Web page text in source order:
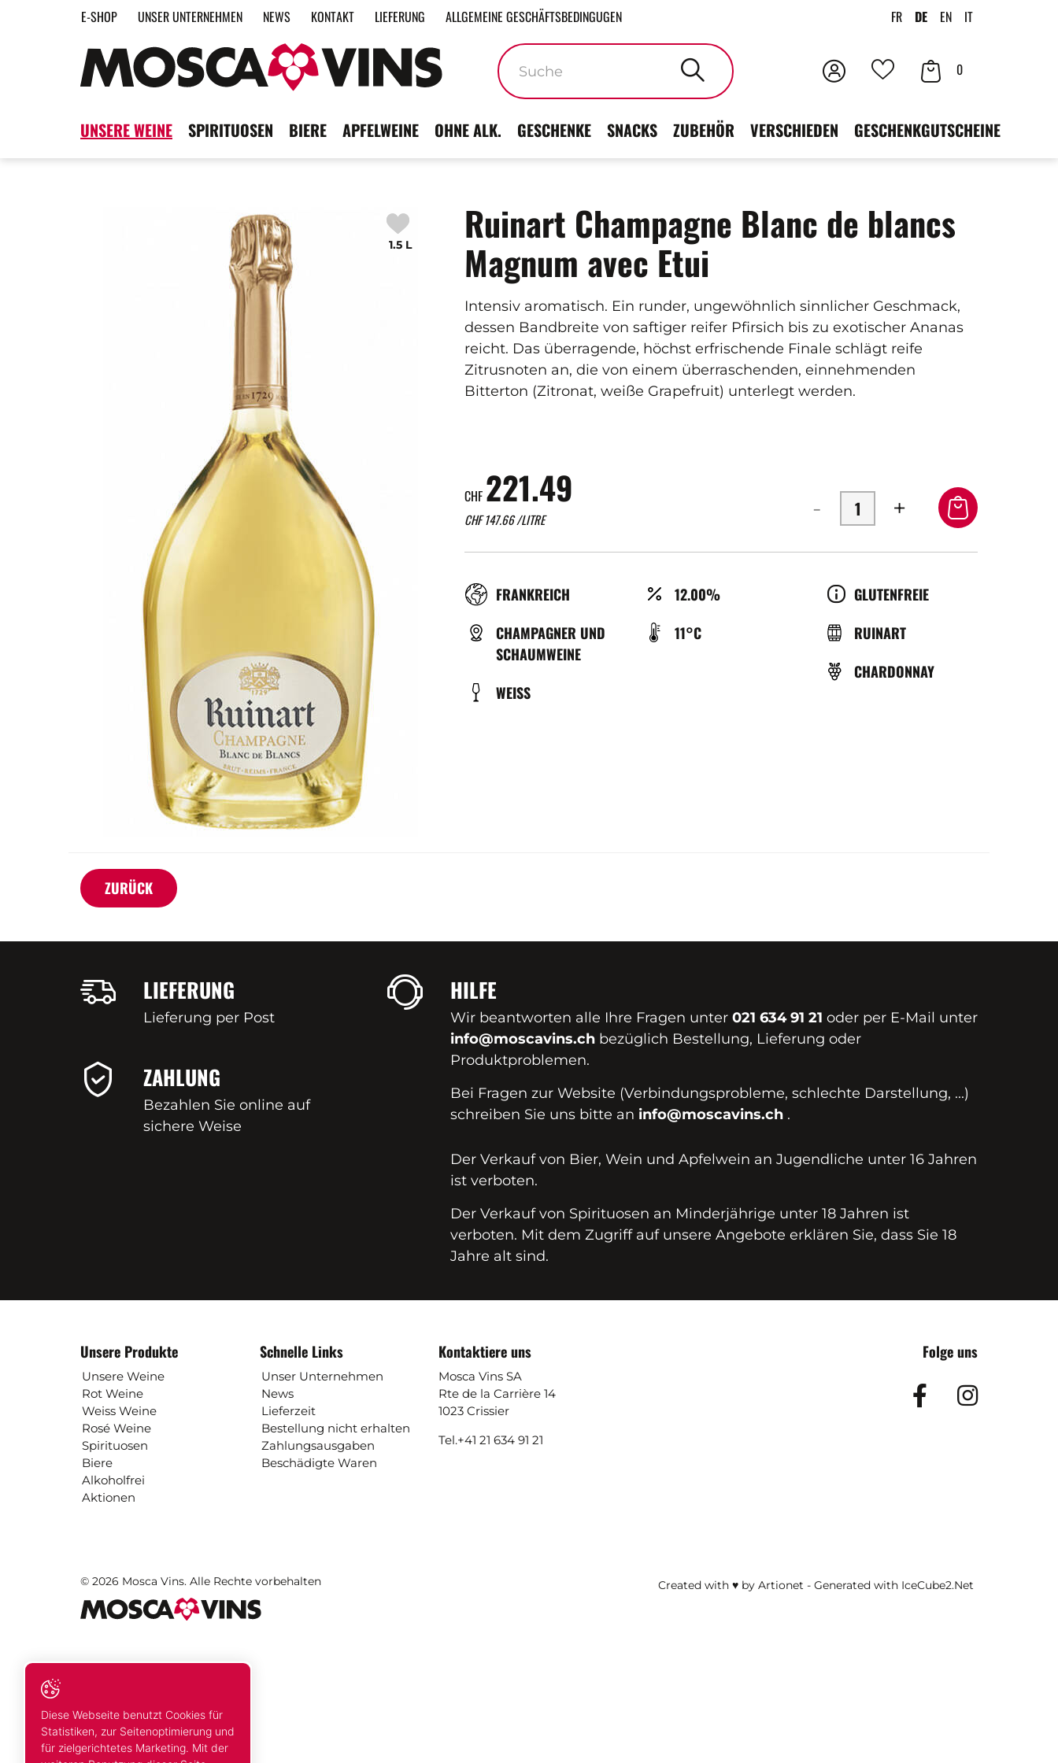
E-SHOP UNSER UNTERNEHMEN NEWS KONTAKT LIEFERUNG ALLGEMEINE GESCHÄFTSBEDINGUGEN FR DE EN IT
UNSERE WEINE SPIRITUOSEN BIERE APFELWEINE OHNE ALK. GESCHENKE SNACKS ZUBEHÖR VERSCHIEDEN GESCHENKGUTSCHEINE
Anmeldung
Favoriten
Ihr
0
Stichwörter
Suchen
1.5 L
Ruinart Champagne Blanc de blancs
Magnum avec Etui
Intensiv aromatisch. Ein runder, ungewöhnlich sinnlicher Geschmack,
dessen Bandbreite von saftiger reifer Pfirsich bis zu exotischer Ananas
reicht. Das überragende, höchst erfrischende Finale schlägt reife
Zitrusnoten an, die von einem überraschenden, einnehmenden
Bitterton (Zitronat, weiße Grapefruit) unterlegt werden.
CHF 221.49
CHF147.66/LITRE - +
RÉGION
FRANKREICH
TYPE
DE
CHAMPAGNER UND
SCHAUMWEINE
COULEUR
WEISS
ALCOOL
12.00%
TEMPÉRATURE
11°C
CULTURE
GLUTENFREIE
BRASSERIE
RUINART
REBSORTE
CHARDONNAY
ZURÜCK
LIEFERUNG
Lieferung per Post
ZAHLUNG
Bezahlen Sie online auf
sichere Weise
HILFE
Wir beantworten alle Ihre Fragen unter 021 634 91 21 oder per E-Mail unter
info@moscavins.ch bezüglich Bestellung, Lieferung oder
Produktproblemen.
Bei Fragen zur Website (Verbindungsprobleme, schlechte Darstellung, ...)
schreiben Sie uns bitte an info@moscavins.ch .
Der Verkauf von Bier, Wein und Apfelwein an Jugendliche unter 16 Jahren
ist verboten.
Der Verkauf von Spirituosen an Minderjährige unter 18 Jahren ist
verboten. Mit dem Zugriff auf unsere Angebote erklären Sie, dass Sie 18
Jahre alt sind.
Unsere Produkte
Unsere Weine
Rot Weine
Weiss Weine
Rosé Weine
Spirituosen
Biere
Alkoholfrei
Aktionen
Schnelle Links
Unser Unternehmen
News
Lieferzeit
Bestellung nicht erhalten
Zahlungsausgaben
Beschädigte Waren
Kontaktiere uns
Mosca Vins SA
Rte de la Carrière 14
1023 Crissier
Tel.+41 21 634 91 21
Folge uns
Facebook
© 2026 Mosca Vins. Alle Rechte vorbehalten Created with ♥ by Artionet - Generated with IceCube2.Net
Diese Webseite benutzt Cookies für
Statistiken, zur Seitenoptimierung und
für zielgerichtetes Marketing. Mit der